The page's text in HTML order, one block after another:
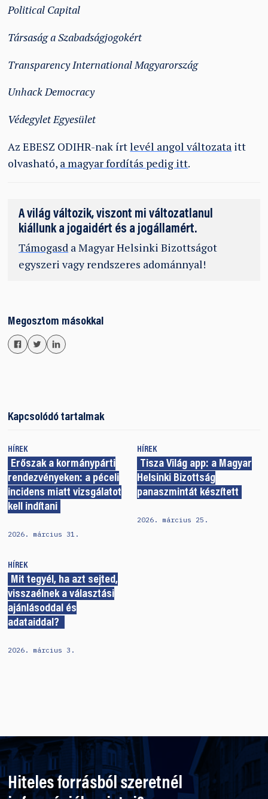
Political Capital
Társaság a Szabadságjogokért
Transparency International Magyarország
Unhack Democracy
Védegylet Egyesület
Az EBESZ ODIHR-nak írtlevél angol változata itt
olvasható, a magyar fordítás pedig itt.
A világ változik, viszont mi változatlanul
kiállunk a jogaidért és a jogállamért.
Támogasd a Magyar Helsinki Bizottságot
egyszeri vagy rendszeres adománnyal!
Megosztom másokkal
Kapcsolódó tartalmak
HÍREK
Erőszak a kormánypárti
rendezvényeken: a péceli
incidens miatt vizsgálatot
kell indítani
2026. március 31.
HÍREK
Tisza Világ app: a Magyar
Helsinki Bizottság
panaszmintát készített
2026. március 25.
HÍREK
Mit tegyél, ha azt sejted,
visszaélnek a választási
ajánlásoddal és
adataiddal?
2026. március 3.
Hiteles forrásból szeretnél